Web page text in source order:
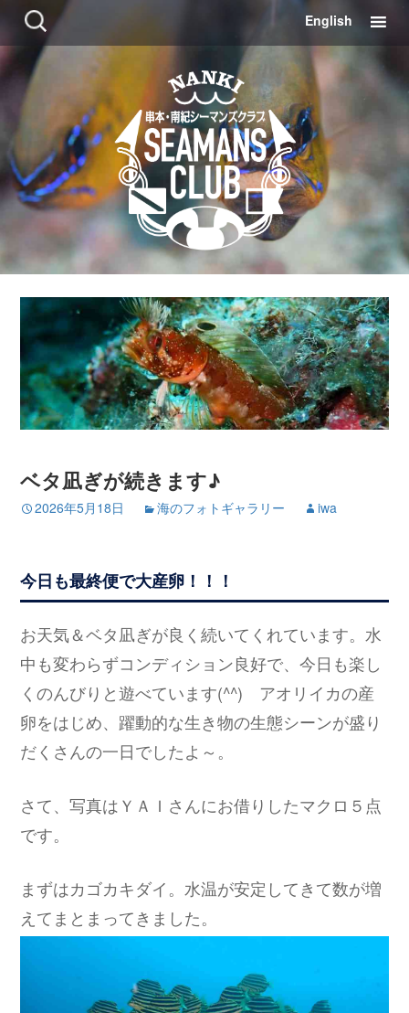
検
索:
コ
ン
ツ
に
English
ベタ凪ぎが続きます♪
2026年5月18日 海のフォトギャラリー iwa
今日も最終便で大産卵！！！
お天気＆ベタ凪ぎが良く続いてくれています。水
中も変わらずコンディション良好で、今日も楽し
くのんびりと遊べています(^^) アオリイカの産
卵をはじめ、躍動的な生き物の生態シーンが盛り
だくさんの一日でしたよ～。
さて、写真はＹＡＩさんにお借りしたマクロ５点
です。
まずはカゴカキダイ。水温が安定してきて数が増
えてまとまってきました。